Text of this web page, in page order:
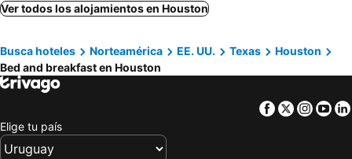
Ver todos los alojamientos en Houston
Busca hoteles Norteamérica EE. UU. Texas
Houston
Bed and breakfast en Houston
Facebook
Twitter
Elige tu país